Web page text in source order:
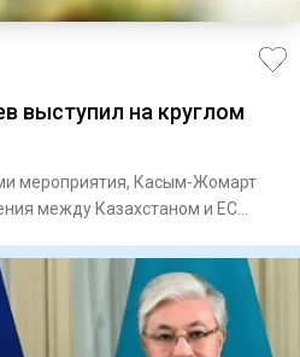
выступил на круглом
мероприятия, Касым-Жомарт
между Казахстаном и ЕС